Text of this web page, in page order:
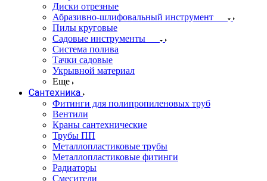
Диски отрезные
Абразивно-шлифовальный инструмент
Пилы круговые
Садовые инструменты
Система полива
Тачки садовые
Укрывной материал
Еще
Сантехника
Фитинги для полипропиленовых труб
Вентили
Краны сантехнические
Трубы ПП
Металлопластиковые трубы
Металлопластиковые фитинги
Радиаторы
Смесители